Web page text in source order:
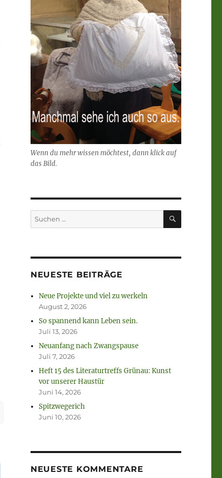
Wenn du mehr wissen möchtest, dann klick auf
das Bild.
Suchen
nach:
SUCHEN
NEUESTE BEITRÄGE
Neue Projekte und viel zu werkeln
August 2, 2026
So spannend kann Leben sein.
Juli 13, 2026
Neuanfang nach Zwangspause
Juli 7, 2026
Heft 15 des Literaturtreffs Grünau: Kunst
vor unserer Haustür
Juni 14, 2026
Spitzwegerich
Juni 10, 2026
NEUESTE KOMMENTARE